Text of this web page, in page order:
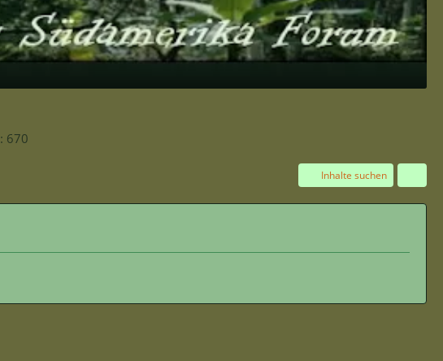
670
Inhalte suchen